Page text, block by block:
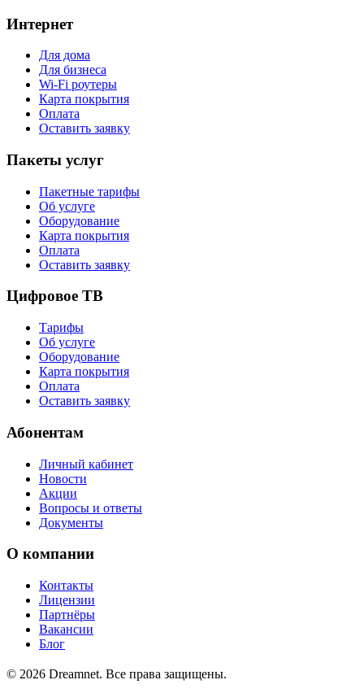
Интернет
Для дома
Для бизнеса
Wi-Fi роутеры
Карта покрытия
Оплата
Оставить заявку
Пакеты услуг
Пакетные тарифы
Об услуге
Оборудование
Карта покрытия
Оплата
Оставить заявку
Цифровое ТВ
Тарифы
Об услуге
Оборудование
Карта покрытия
Оплата
Оставить заявку
Абонентам
Личный кабинет
Новости
Акции
Вопросы и ответы
Документы
О компании
Контакты
Лицензии
Партнёры
Вакансии
Блог
© 2026 Dreamnet. Все права защищены.